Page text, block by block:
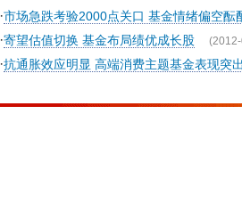
·市场急跌考验2000点关口 基金情绪偏空酝
·寄望估值切换 基金布局绩优成长股
·抗通胀效应明显 高端消费主题基金表现突出